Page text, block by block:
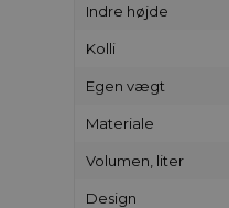
Indre højde
Kolli
Egen vægt
Materiale
Volumen, liter
Design